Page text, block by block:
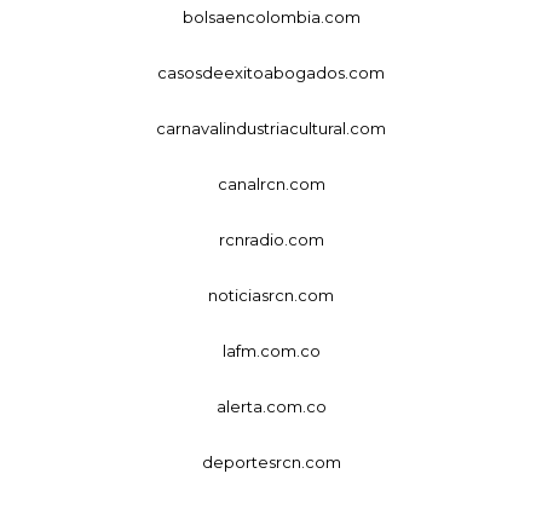
bolsaencolombia.com
casosdeexitoabogados.com
carnavalindustriacultural.com
canalrcn.com
rcnradio.com
noticiasrcn.com
lafm.com.co
alerta.com.co
deportesrcn.com